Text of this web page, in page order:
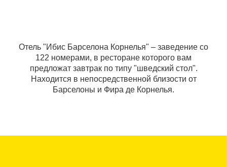
Отель "Ибис Барселона Корнелья" – заведение со
122 номерами, в ресторане которого вам
предложат завтрак по типу "шведский стол".
Находится в непосредственной близости от
Барселоны и Фира де Корнелья.